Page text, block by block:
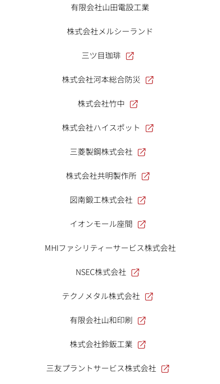
有限会社山田電設工業
株式会社メルシーランド
三ツ目珈琲
株式会社河本総合防災
株式会社竹中
株式会社ハイスポット
三菱製鋼株式会社
株式会社共明製作所
図南鍛工株式会社
イオンモール座間
MHIファシリティーサービス株式会社
NSEC株式会社
テクノメタル株式会社
有限会社山和印刷
株式会社鈴鈑工業
三友プラントサービス株式会社